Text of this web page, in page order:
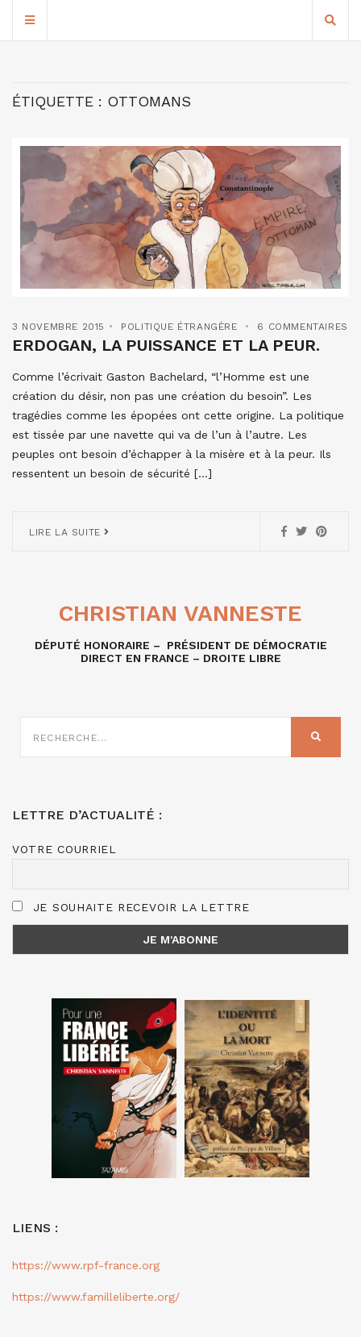
ÉTIQUETTE : OTTOMANS
3 NOVEMBRE 2015 POLITIQUE ÉTRANGÈRE 6 COMMENTAIRES
ERDOGAN, LA PUISSANCE ET LA PEUR.
Comme l’écrivait Gaston Bachelard, “l’Homme est une
création du désir, non pas une création du besoin”. Les
tragédies comme les épopées ont cette origine. La politique
est tissée par une navette qui va de l’un à l’autre. Les
peuples ont besoin d’échapper à la misère et à la peur. Ils
ressentent un besoin de sécurité […]
LIRE LA SUITE
CHRISTIAN VANNESTE
DÉPUTÉ HONORAIRE – PRÉSIDENT DE DÉMOCRATIE
DIRECT EN FRANCE – DROITE LIBRE
SUR
LETTRE D’ACTUALITÉ :
VOTRE COURRIEL
JE SOUHAITE RECEVOIR LA LETTRE
LIENS :
https://www.rpf-france.org
https://www.familleliberte.org/